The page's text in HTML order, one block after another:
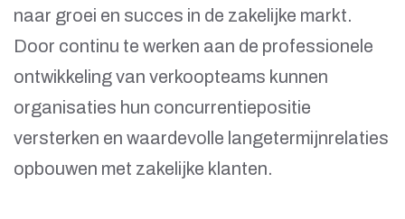
naar groei en succes in de zakelijke markt.
Door continu te werken aan de professionele
ontwikkeling van verkoopteams kunnen
organisaties hun concurrentiepositie
versterken en waardevolle langetermijnrelaties
opbouwen met zakelijke klanten.